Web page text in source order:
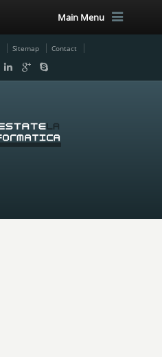
Main Menu
Sitemap Contact